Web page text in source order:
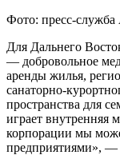
Фото: пресс-служба
Для Дальнего
— добровольное
аренды жилья,
санаторно-
пространства для
играет внутренняя
корпорации мы
предприятиями», —